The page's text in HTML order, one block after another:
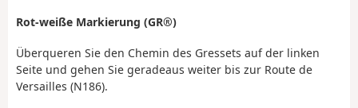
Rot-weiße Markierung (GR®)
Überqueren Sie den Chemin des Gressets auf der linken
Seite und gehen Sie geradeaus weiter bis zur Route de
Versailles (N186).